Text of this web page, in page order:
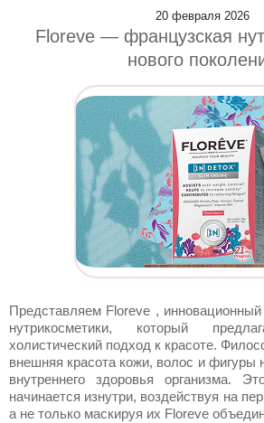
20 февраля 2026
Floreve — французская
нового
Представляем Floreve ,
нутрикосметики, который
холистический подход к красоте.
внешняя красота кожи, волос и фигуры
внутреннего здоровья организма.
начинается изнутри, воздействуя на
а не только маскируя их Floreve